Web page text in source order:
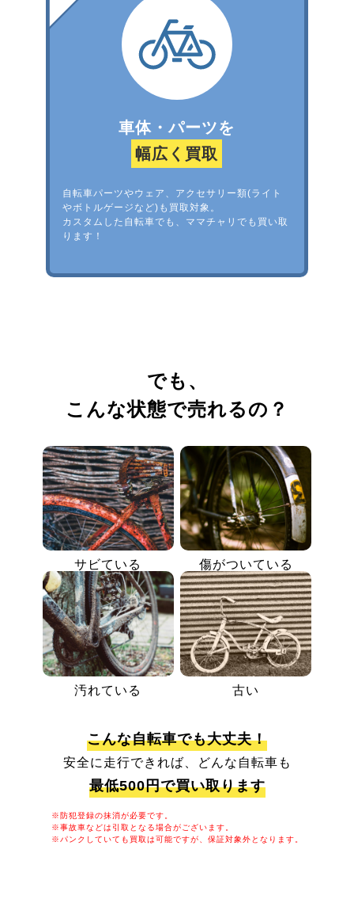
車体・パーツを
幅広く買取
自転車パーツやウェア、アクセサリー類(ライト
やボトルゲージなど)も買取対象。
カスタムした自転車でも、ママチャリでも買い取
ります！
でも、
こんな状態で売れるの？
サビている 傷がついている
汚れている 古い
こんな自転車でも大丈夫！
安全に走行できれば、どんな自転車も
最低500円で買い取ります
※防犯登録の抹消が必要です。
※事故車などは引取となる場合がございます。
※パンクしていても買取は可能ですが、保証対象外となります。